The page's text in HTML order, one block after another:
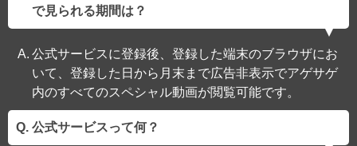
で見られる期間は？
公式サービスに登録後、登録した端末のブラウザにお
いて、登録した日から月末まで広告非表示でアゲサゲ
内のすべてのスペシャル動画が閲覧可能です。
公式サービスって何？